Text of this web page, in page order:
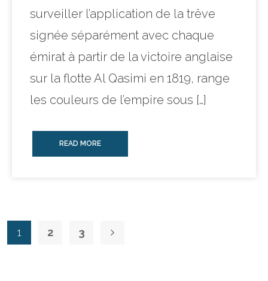
surveiller l’application de la trêve
signée séparément avec chaque
émirat à partir de la victoire anglaise
sur la flotte Al Qasimi en 1819, range
les couleurs de l’empire sous […]
READ MORE
1 2 3